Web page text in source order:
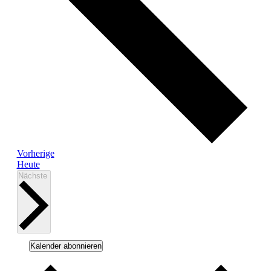
VorherigeVeranstaltungen
Heute
Nächste
Kalender abonnieren